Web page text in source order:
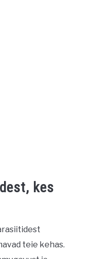
kes
teie kehas.